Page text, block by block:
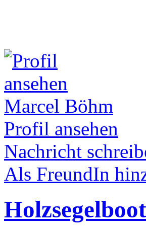
Marcel Böhm
Profil ansehen
Nachricht
Als FreundIn